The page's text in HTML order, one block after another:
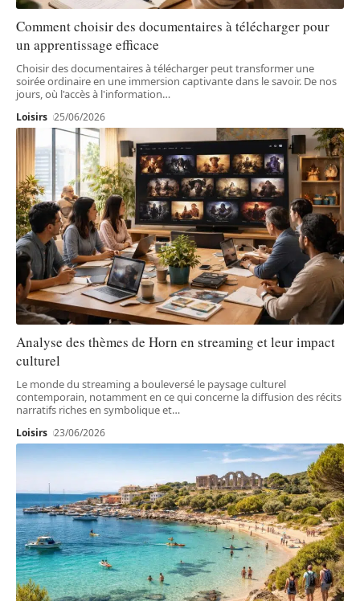
Comment choisir des documentaires à télécharger pour
un apprentissage efficace
Choisir des documentaires à télécharger peut transformer une
soirée ordinaire en une immersion captivante dans le savoir. De nos
jours, où l'accès à l'information…
Loisirs 25/06/2026
Analyse des thèmes de Horn en streaming et leur impact
culturel
Le monde du streaming a bouleversé le paysage culturel
contemporain, notamment en ce qui concerne la diffusion des récits
narratifs riches en symbolique et…
Loisirs 23/06/2026